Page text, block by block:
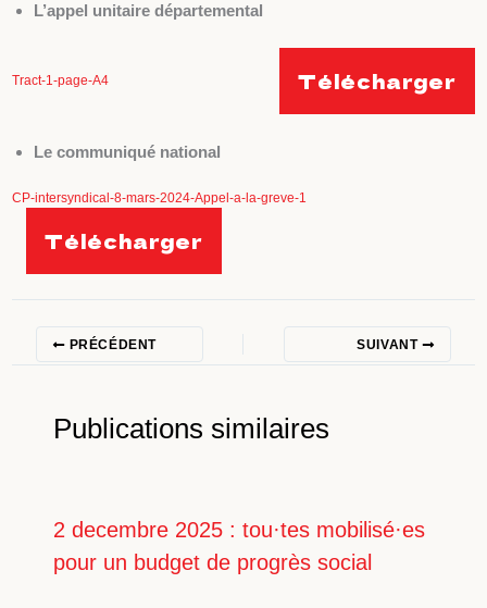
L’appel unitaire départemental
Tract-1-page-A4 Télécharger
Le communiqué national
CP-intersyndical-8-mars-2024-Appel-a-la-greve-1
Télécharger
PRÉCÉDENT SUIVANT
Publications similaires
2 decembre 2025 : tou·tes mobilisé·es
pour un budget de progrès social